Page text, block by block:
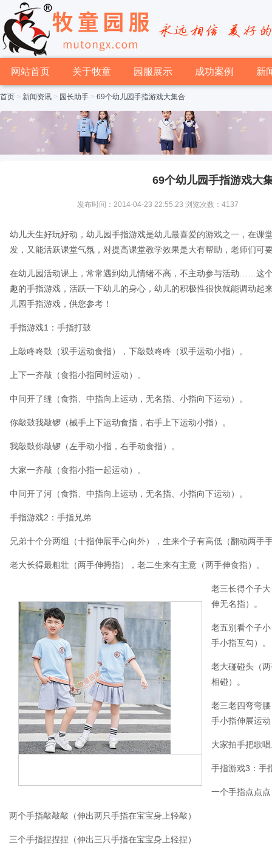
网站首页 关于牧童 园服展示 成功案例 新
首页 > 新闻资讯 > 园长助手 > 69个幼儿园手指游戏大集合
69个幼儿园手指游戏大
发布时间：2014-04-23 22:55:23 浏览次数：4137
幼儿天生好玩好动，幼儿园手指游戏是幼儿最喜爱的游戏之一，在课
发，又能活跃课堂气氛，对提高课堂教学效果是大有帮助，老师们可
在幼儿园活动课上，常常遇到幼儿情绪不高，不主动参与活动……这
趣的手指游戏，活跃一下幼儿的身心，幼儿的积极性很快就能调动起
儿园手指游戏，供您参考！
手指游戏1：手指打鼓
上敲咚咚鼓（双手运动食指），下敲鼓咚咚（双手运动小指）。
上下一齐敲（食指小指同时运动）。
中间开了缝（食指、中指向上运动，无名指、小指向下运动）。
你敲鼓我敲锣（械手上下运动食指，右手上下运动小指）。
我敲鼓你敲锣（左手动小指，右手动食指）。
大家一齐敲（食指小指一起运动）。
中间开了河（食指、中指向上运动，无名指、小指向下运动）。
手指游戏2：手指兄弟
兄弟十个分两组（十指伸展手心向外），生来个子有高低（翻动两手
老大长得最粗壮（两手伸拇指），老二生来有主意（两手伸食指）。
老三长得个子
伸无名指）。
老五别看个子
手小指互勾）。
老大碰碰头（
相碰）。
老三老四弯弯
手小指伸展运
大家拍手把歌
手指游戏3：手
一个手指点点
两个手指敲敲敲（伸出两只手指在宝宝身上轻敲）
三个手指捏捏捏（伸出三只手指在宝宝身上轻捏）